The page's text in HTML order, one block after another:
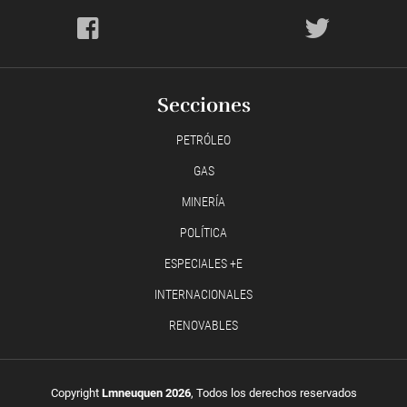
Secciones
PETRÓLEO
GAS
MINERÍA
POLÍTICA
ESPECIALES +E
INTERNACIONALES
RENOVABLES
Copyright Lmneuquen 2026, Todos los derechos reservados